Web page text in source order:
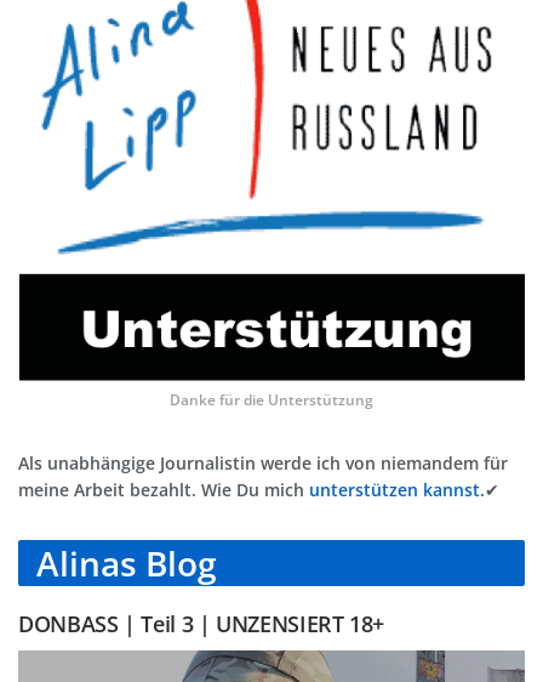
Danke für die Unterstützung
Als unabhängige Journalistin werde ich von niemandem für
meine Arbeit bezahlt. Wie Du mich unterstützen kannst.✔
Alinas Blog
DONBASS | Teil 3 | UNZENSIERT 18+